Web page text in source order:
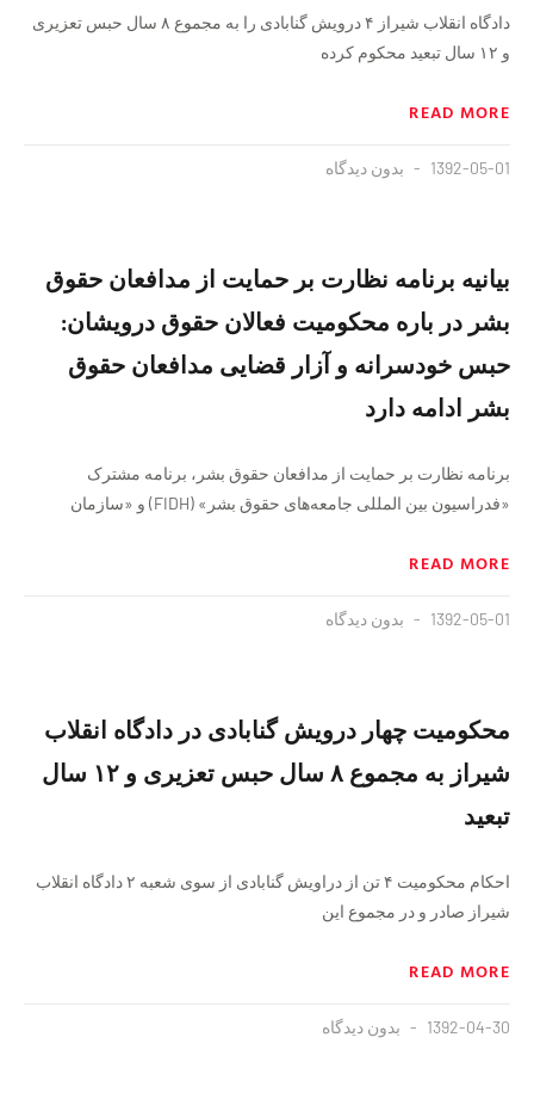
دادگاه انقلاب شیراز ۴ درویش گنابادی را به مجموع ۸ سال حبس تعزیری
و ۱۲ سال تبعید محکوم کرده
READ MORE
1392-05-01 بدون دیدگاه
بیانیه برنامه نظارت بر حمایت از مدافعان حقوق
بشر در باره محکومیت فعالان حقوق درویشان:
حبس خودسرانه و آزار قضایی مدافعان حقوق
بشر ادامه دارد
برنامه نظارت بر حمایت از مدافعان حقوق بشر، برنامه مشترک
«فدراسیون بین المللی جامعه‌های حقوق بشر» (FIDH) و «سازمان
READ MORE
1392-05-01 بدون دیدگاه
محکومیت چهار درویش گنابادی در دادگاه انقلاب
شیراز به مجموع ۸ سال حبس تعزیری و ۱۲ سال
تبعید
احکام محکومیت ۴ تن از دراویش گنابادی از سوی شعبه ۲ دادگاه انقلاب
شیراز صادر و در مجموع این
READ MORE
1392-04-30 بدون دیدگاه